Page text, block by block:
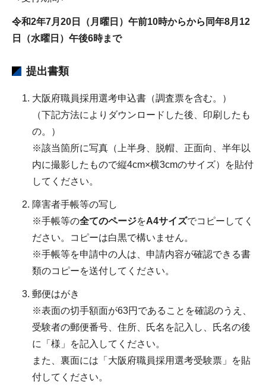
令和2年7月20日（月曜日）午前10時からから同年8月12
日（水曜日）午後6時まで
提出書類
大阪府職員採用選考申込書（調査票を含む。）
（下記方法によりダウンロードした後、印刷したも
の。）
※該当箇所に写真（上半身、脱帽、正面向、半年以
内に撮影したもので縦4cm×横3cmのサイズ）を貼付
してください。
障害者手帳等の写し
※手帳等の全てのページをA4サイズでコピーしてく
ださい。コピーは白黒で構いません。
※手帳等を申請中の人は、申請内容が確認できる書
類のコピーを送付してください。
郵便はがき
※表面の切手額面が63円であることを確認のうえ、
受験者の郵便番号、住所、氏名を記入し、氏名の後
に「様」を記入してください。
また、裏面には「大阪府職員採用選考受験票」を貼
付してください。